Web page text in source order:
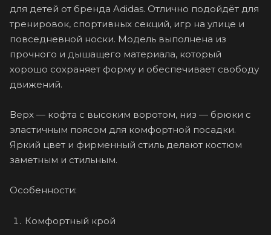
для детей от бренда Adidas. Отлично подойдёт для
тренировок, спортивных секций, игр на улице и
повседневной носки. Модель выполнена из
прочного и дышащего материала, который
хорошо сохраняет форму и обеспечивает свободу
движений.
Верх — кофта с высоким воротом, низ — брюки с
эластичным поясом для комфортной посадки.
Яркий цвет и фирменный стиль делают костюм
заметным и стильным.
Особенности:
Комфортный крой